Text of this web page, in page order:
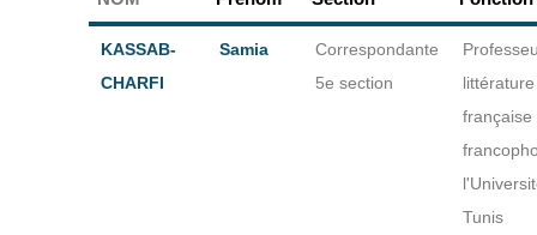
KASSAB-
CHARFI
Samia
Correspondante
5e section
littérature
française
Tunis